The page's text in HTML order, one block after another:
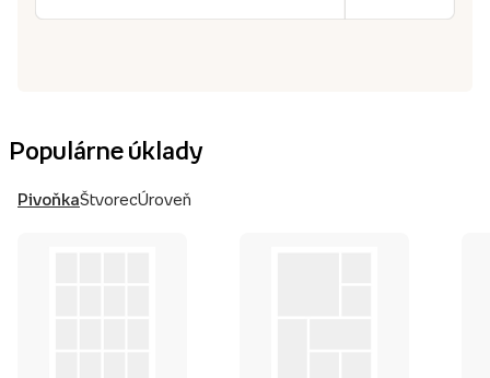
Populárne úklady
PivoňkaŠtvorecÚroveň